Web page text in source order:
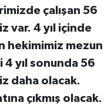
çalışan 56
var. 4 yıl içinde
hekimimiz mezun
yıl sonunda 56
daha olacak.
çıkmış olacak.